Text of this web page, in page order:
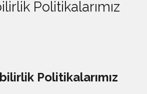
Politikalarımız
Politikalarımız